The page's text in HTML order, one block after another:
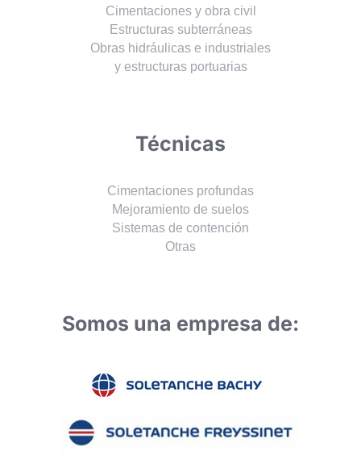
Cimentaciones y obra civil
Estructuras subterráneas
Obras hidráulicas e industriales
y estructuras portuarias
Técnicas
Cimentaciones profundas
Mejoramiento de suelos
Sistemas de contención
Otras
Somos una empresa de: